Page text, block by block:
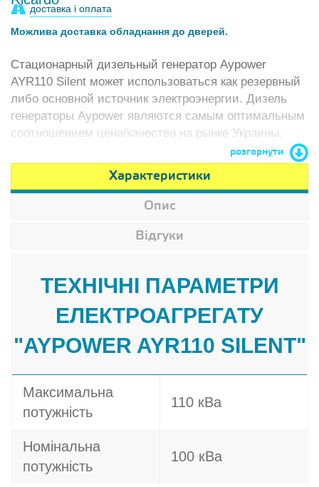
доставка і оплата
Можлива доставка обладнання до дверей.
Стационарный дизельный генератор Aypower
AYR110 Silent может использоваться как резервный
либо основной источник электроэнергии. Дизель
генераторы Aypower являются самым оптимальным
соотношением цена/качество на рынке Украины.
розгорнути
Характеристики
Опис
Відгуки
ТЕХНІЧНІ ПАРАМЕТРИ
ЕЛЕКТРОАГРЕГАТУ
"AYPOWER AYR110 SILENT"
Максимальна
потужність
110 кВа
Номінальна
потужність
100 кВа